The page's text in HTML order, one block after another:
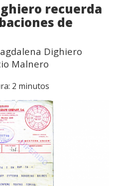
recuerda
de
Dighiero
Malnero
2 minutos